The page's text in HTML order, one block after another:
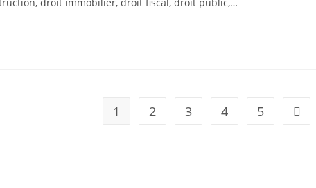
1 2 3 4 5